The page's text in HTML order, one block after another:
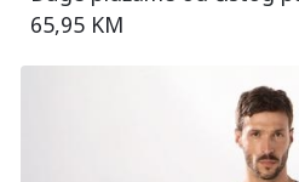
65,95 KM